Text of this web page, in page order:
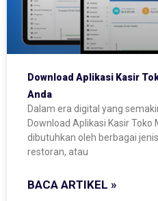
Download Aplikasi Kasir
Anda
Dalam era digital yang
Download Aplikasi Kasir
dibutuhkan oleh berbagai
restoran, atau
BACA ARTIKEL »